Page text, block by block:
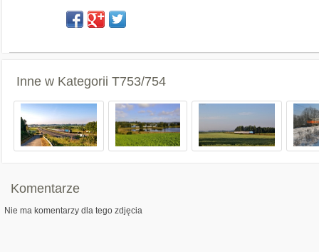
Inne w Kategorii T753/754
Komentarze
Nie ma komentarzy dla tego zdjęcia